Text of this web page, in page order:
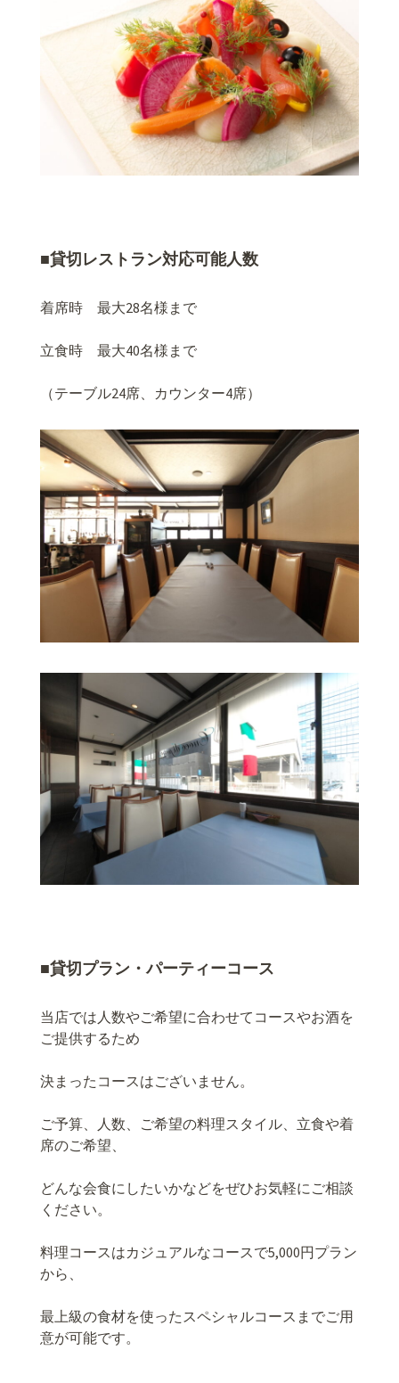
■貸切レストラン対応可能人数
着席時 最大28名様まで
立食時 最大40名様まで
（テーブル24席、カウンター4席）
■貸切プラン・パーティーコース
当店では人数やご希望に合わせてコースやお酒を
ご提供するため
決まったコースはございません。
ご予算、人数、ご希望の料理スタイル、立食や着
席のご希望、
どんな会食にしたいかなどをぜひお気軽にご相談
ください。
料理コースはカジュアルなコースで5,000円プラン
から、
最上級の食材を使ったスペシャルコースまでご用
意が可能です。